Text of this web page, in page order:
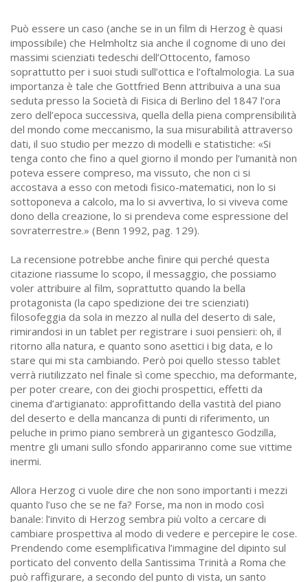
Può essere un caso (anche se in un film di Herzog è quasi
impossibile) che Helmholtz sia anche il cognome di uno dei
massimi scienziati tedeschi dell’Ottocento, famoso
soprattutto per i suoi studi sull’ottica e l’oftalmologia. La sua
importanza è tale che Gottfried Benn attribuiva a una sua
seduta presso la Società di Fisica di Berlino del 1847 l’ora
zero dell’epoca successiva, quella della piena comprensibilità
del mondo come meccanismo, la sua misurabilità attraverso
dati, il suo studio per mezzo di modelli e statistiche: «Si
tenga conto che fino a quel giorno il mondo per l’umanità non
poteva essere compreso, ma vissuto, che non ci si
accostava a esso con metodi fisico-matematici, non lo si
sottoponeva a calcolo, ma lo si avvertiva, lo si viveva come
dono della creazione, lo si prendeva come espressione del
sovraterrestre.» (Benn 1992, pag. 129).
La recensione potrebbe anche finire qui perché questa
citazione riassume lo scopo, il messaggio, che possiamo
voler attribuire al film, soprattutto quando la bella
protagonista (la capo spedizione dei tre scienziati)
filosofeggia da sola in mezzo al nulla del deserto di sale,
rimirandosi in un tablet per registrare i suoi pensieri: oh, il
ritorno alla natura, e quanto sono asettici i big data, e lo
stare qui mi sta cambiando. Però poi quello stesso tablet
verrà riutilizzato nel finale sì come specchio, ma deformante,
per poter creare, con dei giochi prospettici, effetti da
cinema d’artigianato: approfittando della vastità del piano
del deserto e della mancanza di punti di riferimento, un
peluche in primo piano sembrerà un gigantesco Godzilla,
mentre gli umani sullo sfondo appariranno come sue vittime
inermi.
Allora Herzog ci vuole dire che non sono importanti i mezzi
quanto l’uso che se ne fa? Forse, ma non in modo così
banale: l’invito di Herzog sembra più volto a cercare di
cambiare prospettiva al modo di vedere e percepire le cose.
Prendendo come esemplificativa l’immagine del dipinto sul
porticato del convento della Santissima Trinità a Roma che
può raffigurare, a secondo del punto di vista, un santo